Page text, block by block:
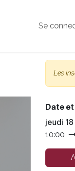
Se
Les
Date
jeudi
10:00